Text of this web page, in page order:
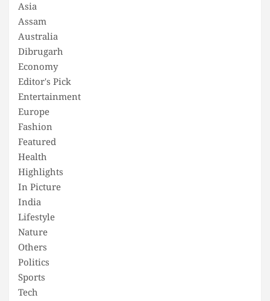
Asia
Assam
Australia
Dibrugarh
Economy
Editor's Pick
Entertainment
Europe
Fashion
Featured
Health
Highlights
In Picture
India
Lifestyle
Nature
Others
Politics
Sports
Tech